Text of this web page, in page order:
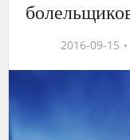
2016-09-15